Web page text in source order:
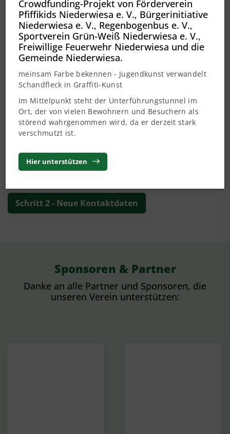
Trage hier bitte die uns bekannten Kontaktdaten ein, die
du im nächsten Schritt aktualisieren kannst.
Vorname / Name:*
Geburtsdatum:*
Bei Mitgliedern unter 18 Jahren: Erziehungsberechtigter
Sponsoren & Partner
Danke an alle Partner und Sponsoren, die
unseren Verein unterstützen:
Crowdfunding-Projekt von Förderverein
Pfiffikids Niederwiesa e. V., Bürgerinitiative
Niederwiesa e. V., Regenbogenbus e. V.,
Sportverein Grün-Weiß Niederwiesa e. V.,
Freiwillige Feuerwehr Niederwiesa und die
Gemeinde Niederwiesa.
meinsam Farbe bekennen - Jugendkunst verwandelt
Schandfleck in Graffiti-Kunst
Im Mittelpunkt steht der Unterführungstunnel im
Ort, der von vielen Bewohnern und Besuchern als
störend wahrgenommen wird, da er derzeit stark
verschmutzt ist.
Hier unterstützen